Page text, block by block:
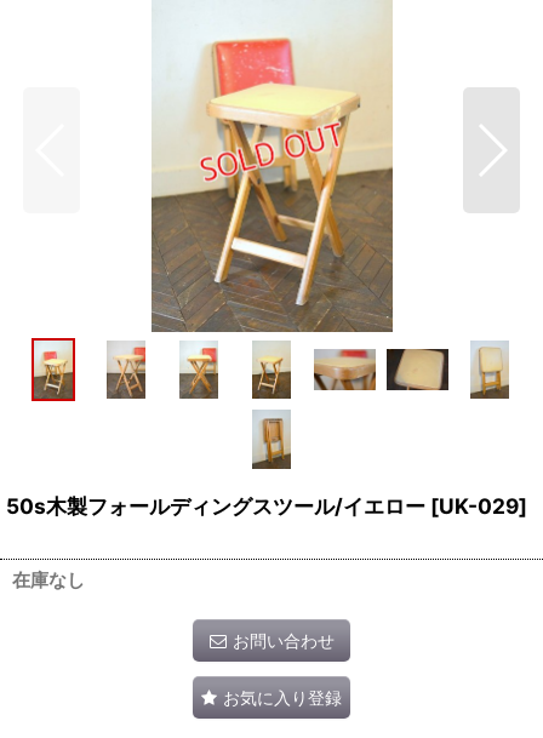
50s木製フォールディングスツール/イエロー [UK-029]
在庫なし
お問い合わせ
お気に入り登録